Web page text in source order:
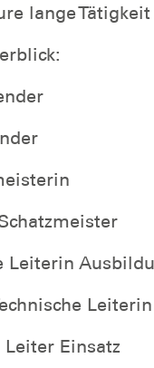
lange
Leiterin
Leiter Einsatz